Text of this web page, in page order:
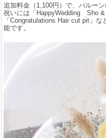
追加料金（1,100円）で、バルー
祝いには「HappyWedding Sho
「Congratulations Hair cut pit」
能です。